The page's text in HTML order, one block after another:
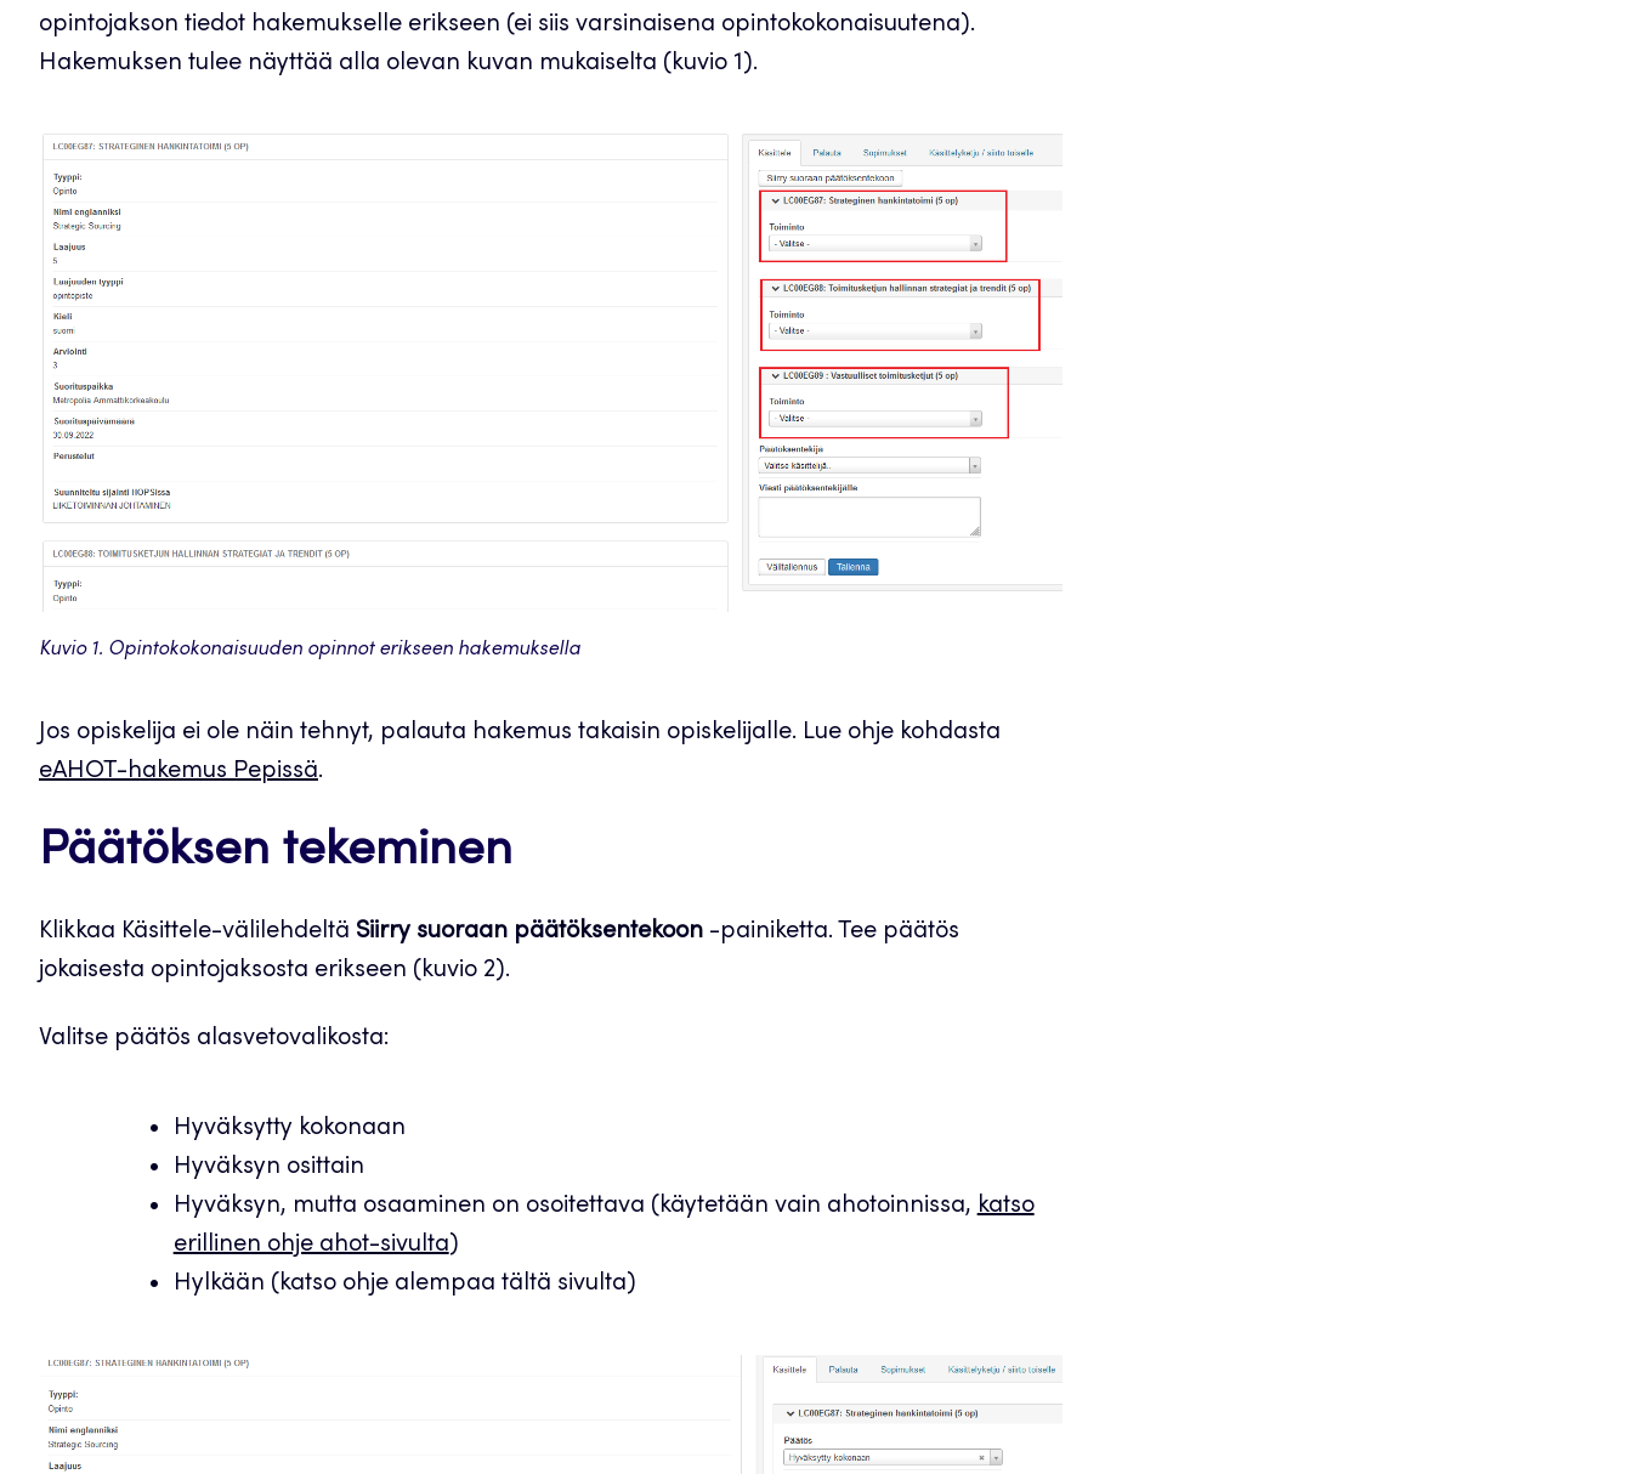
opintojakson tiedot hakemukselle erikseen (ei siis varsinaisena opintokokonaisuutena).
Hakemuksen tulee näyttää alla olevan kuvan mukaiselta (kuvio 1).
Kuvio 1. Opintokokonaisuuden opinnot erikseen hakemuksella
Jos opiskelija ei ole näin tehnyt, palauta hakemus takaisin opiskelijalle. Lue ohje kohdasta
eAHOT-hakemus Pepissä.
Päätöksen tekeminen
Klikkaa Käsittele-välilehdeltä Siirry suoraan päätöksentekoon -painiketta. Tee päätös
jokaisesta opintojaksosta erikseen (kuvio 2).
Valitse päätös alasvetovalikosta:
Hyväksytty kokonaan
Hyväksyn osittain
Hyväksyn, mutta osaaminen on osoitettava (käytetään vain ahotoinnissa, katso
erillinen ohje ahot-sivulta )
Hylkään (katso ohje alempaa tältä sivulta)